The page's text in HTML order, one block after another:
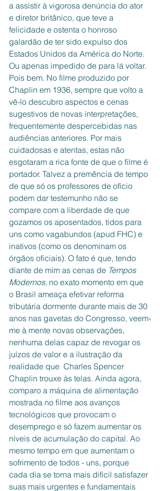
a assistir à vigorosa denúncia do ator
e diretor britânico, que teve a
felicidade e ostenta o honroso
galardão de ter sido expulso dos
Estados Unidos da América do Norte.
Ou apenas impedido de para lá voltar.
Pois bem. No filme produzido por
Chaplin em 1936, sempre que volto a
vê-lo descubro aspectos e cenas
sugestivos de novas interpretações,
frequentemente despercebidas nas
audiências anteriores. Por mais
cuidadosas e atentas, estas não
esgotaram a rica fonte de que o filme é
portador. Talvez a premência de tempo
de que só os professores de ofício
podem dar testemunho não se
compare com a liberdade de que
gozamos os aposentados, tidos para
uns como vagabundos (apud FHC) e
inativos (como os denominam os
órgãos oficiais). O fato é que, tendo
diante de mim as cenas de Tempos
Modernos, no exato momento em que
o Brasil ameaça efetivar reforma
tributária dormente durante mais de 30
anos nas gavetas do Congresso, veem-
me à mente novas observações,
nenhuma delas capaz de revogar os
juízos de valor e a ilustração da
realidade que  Charles Spencer
Chaplin trouxe às telas. Ainda agora,
comparo a máquina de alimentação
mostrada no filme aos avanços
tecnológicos que provocam o
desemprego e só fazem aumentar os
níveis de acumulação do capital. Ao
mesmo tempo em que aumentam o
sofrimento de todos - uns, porque
cada dia se torna mais difícil satisfazer
suas mais urgentes e fundamentais